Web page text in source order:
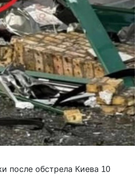
после обстрела Киева 10